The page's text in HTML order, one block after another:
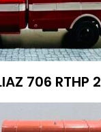
706 RTHP